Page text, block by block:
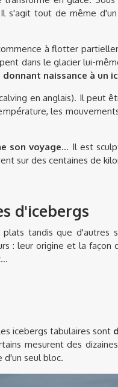
s'agit tout de même
à flotter
dans le glacier lui-
donnant naissance à un
en anglais). Il peut
les
son voyage... Il est
sur des centaines de
d'icebergs
plats tandis que
: leur origine et la façon
icebergs tabulaires sont
mesurent des
d'un seul bloc.